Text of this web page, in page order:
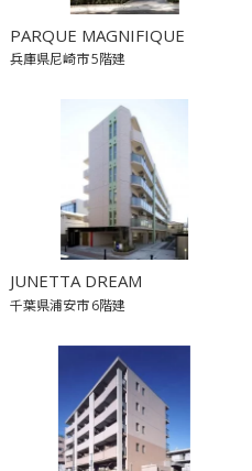
PARQUE MAGNIFIQUE
兵庫県尼崎市5階建
JUNETTA DREAM
千葉県浦安市6階建